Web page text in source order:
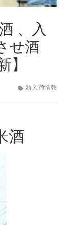
、入
せ酒
】
新入荷情報
酒